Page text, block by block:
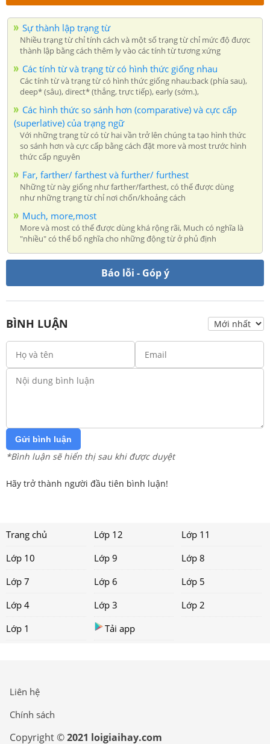
Sự thành lập trạng từ
Nhiều trạng từ chỉ tính cách và một số trạng từ chỉ mức độ được
thành lập bằng cách thêm ly vào các tính từ tương xứng
Các tính từ và trạng từ có hình thức giống nhau
Các tính từ và trạng từ có hình thức giống nhau:back (phía sau),
deep* (sâu), direct* (thẳng, trực tiếp), early (sớm.),
Các hình thức so sánh hơn (comparative) và cực cấp
(superlative) của trạng ngữ
Với những trạng từ có từ hai vần trở lên chúng ta tạo hình thức
so sánh hơn và cực cấp bằng cách đặt more và most trước hình
thức cấp nguyên
Far, farther/ farthest và further/ furthest
Những từ này giống như farther/farthest, có thể được dùng
như những trạng từ chỉ nơi chốn/khoảng cách
Much, more,most
More và most có thể được dùng khá rộng rãi, Much có nghĩa là
"nhiều" có thể bổ nghĩa cho những động từ ở phủ định
Báo lỗi - Góp ý
BÌNH LUẬN
Gửi bình luận
*Bình luận sẽ hiển thị sau khi được duyệt
Hãy trở thành người đầu tiên bình luận!
Trang chủ Lớp 12
Lớp 11
Lớp 10
Lớp 9
Lớp 8
Lớp 7
Lớp 6
Lớp 5
Lớp 4
Lớp 3
Lớp 2
Lớp 1
Tải app
Liên hệ
Chính sách
Copyright ©2021 loigiaihay.com